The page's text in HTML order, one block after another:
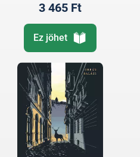
3 465 Ft
Ez jöhet